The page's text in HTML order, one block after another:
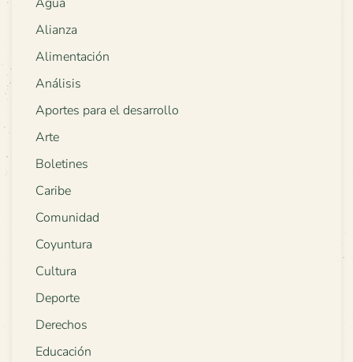
Alianza
Alimentación
Análisis
Aportes para el desarrollo
Arte
Boletines
Caribe
Comunidad
Coyuntura
Cultura
Deporte
Derechos
Educación